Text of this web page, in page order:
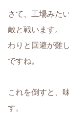
さて、工場みた
敵と戦います。
わりと回避が難
ですね。
これを倒すと、
す。